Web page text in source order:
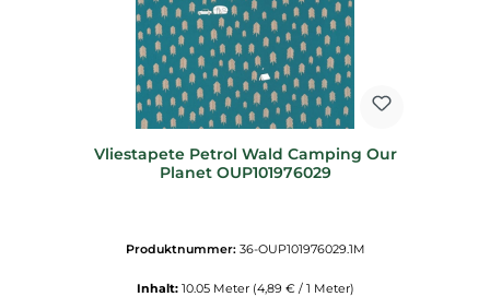
Vliestapete Petrol Wald Camping Our
Planet OUP101976029
Produktnummer: 36-OUP101976029.1M
Inhalt: 10.05 Meter (4,89 € / 1 Meter)